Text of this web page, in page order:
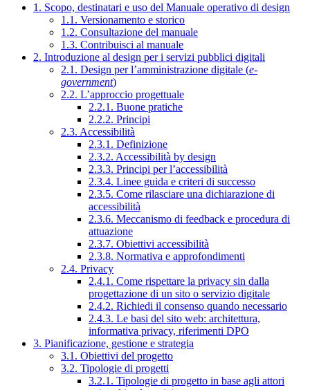
1. Scopo, destinatari e uso del Manuale operativo di design
1.1. Versionamento e storico
1.2. Consultazione del manuale
1.3. Contribuisci al manuale
2. Introduzione al design per i servizi pubblici digitali
2.1. Design per l’amministrazione digitale (e-
government)
2.2. L’approccio progettuale
2.2.1. Buone pratiche
2.2.2. Principi
2.3. Accessibilità
2.3.1. Definizione
2.3.2. Accessibilità by design
2.3.3. Principi per l’accessibilità
2.3.4. Linee guida e criteri di successo
2.3.5. Come rilasciare una dichiarazione di
accessibilità
2.3.6. Meccanismo di feedback e procedura di
attuazione
2.3.7. Obiettivi accessibilità
2.3.8. Normativa e approfondimenti
2.4. Privacy
2.4.1. Come rispettare la privacy sin dalla
progettazione di un sito o servizio digitale
2.4.2. Richiedi il consenso quando necessario
2.4.3. Le basi del sito web: architettura,
informativa privacy, riferimenti DPO
3. Pianificazione, gestione e strategia
3.1. Obiettivi del progetto
3.2. Tipologie di progetti
3.2.1. Tipologie di progetto in base agli attori